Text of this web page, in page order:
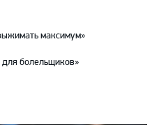
максимум»
болельщиков»